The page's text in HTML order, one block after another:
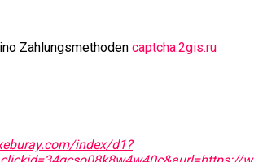
Zahlungsmethoden captcha.2gis.ru
index/d1?